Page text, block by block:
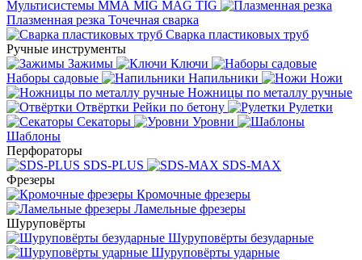
Мультисистемы ММА MIG MAG TIG
Плазменная резка Точечная сварка
Cварка пластиковых труб
Ручные инструменты
Зажимы
Ключи
Наборы садовые
Напильники
Ножи
Ножницы по металлу ручные
Отвёртки Рейки по бетону
Рулетки
Секаторы
Уровни
Шаблоны
Перфораторы
SDS-PLUS
SDS-MAX
Фрезеры
Кромочные фрезеры
Ламельные фрезеры
Шуруповёрты
Шуруповёрты безударные
Шуруповёрты ударные